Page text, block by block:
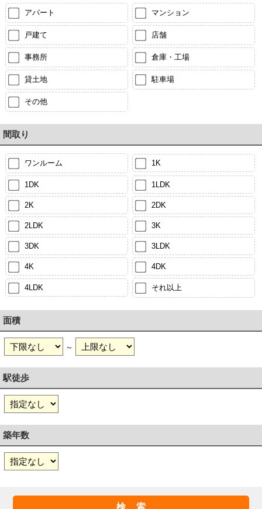
アパート マンション
戸建て 店舗
事務所 倉庫・工場
貸土地 駐車場
その他
間取り
ワンルーム 1K
1DK 1LDK
2K 2DK
2LDK 3K
3DK 3LDK
4K 4DK
4LDK それ以上
面積
～
駅徒歩
築年数